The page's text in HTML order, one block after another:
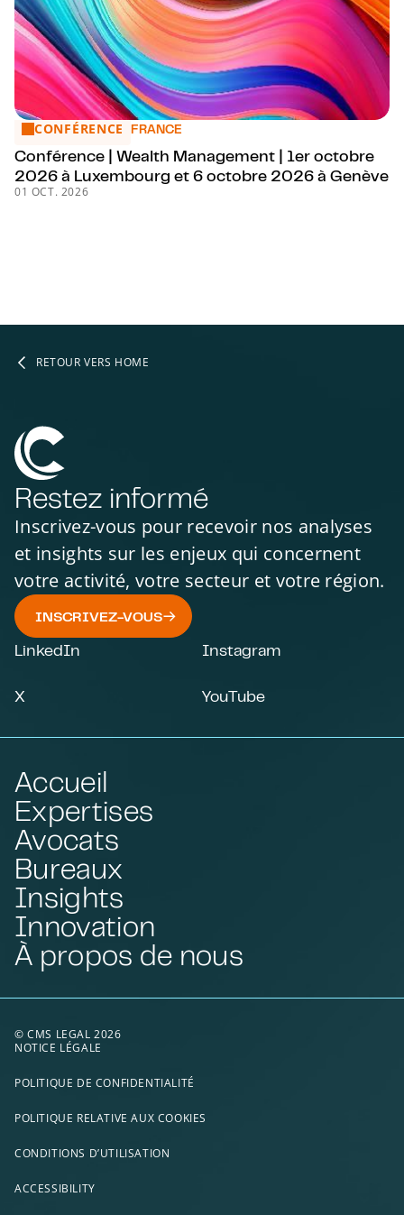
Conférence | Wealth Management | 1er octobre 2026 à
CONFÉRENCE FRANCE
Conférence | Wealth Management | 1er octobre
2026 à Luxembourg et 6 octobre 2026 à Genève
01 OCT. 2026
RETOUR VERS HOME
Restez informé
Inscrivez-vous pour recevoir nos analyses
et insights sur les enjeux qui concernent
votre activité, votre secteur et votre région.
INSCRIVEZ-VOUS
LinkedIn Instagram
X YouTube
Accueil
Expertises
Avocats
Bureaux
Insights
Innovation
À propos de nous
© CMS LEGAL 2026
NOTICE LÉGALE
POLITIQUE DE CONFIDENTIALITÉ
POLITIQUE RELATIVE AUX COOKIES
CONDITIONS D’UTILISATION
ACCESSIBILITY